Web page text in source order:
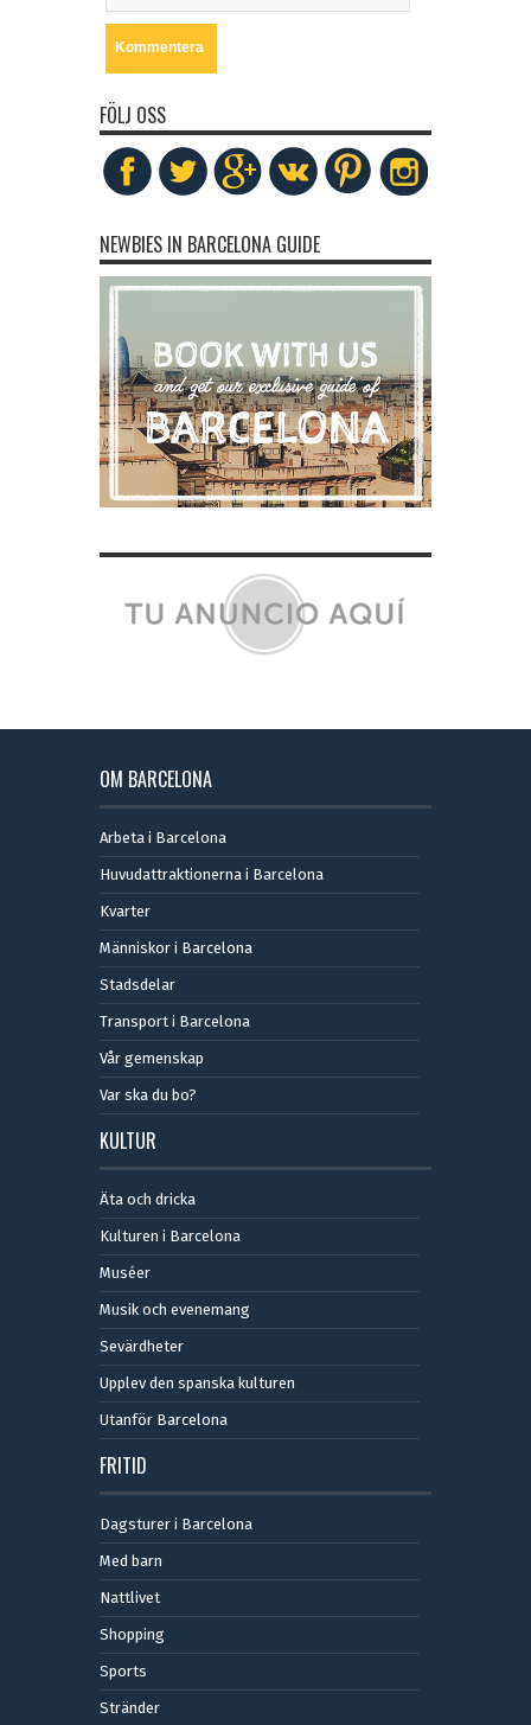
FÖLJ OSS
NEWBIES IN BARCELONA GUIDE
OM BARCELONA
Arbeta i Barcelona
Huvudattraktionerna i Barcelona
Kvarter
Människor i Barcelona
Stadsdelar
Transport i Barcelona
Vår gemenskap
Var ska du bo?
KULTUR
Äta och dricka
Kulturen i Barcelona
Muséer
Musik och evenemang
Sevärdheter
Upplev den spanska kulturen
Utanför Barcelona
FRITID
Dagsturer i Barcelona
Med barn
Nattlivet
Shopping
Sports
Stränder